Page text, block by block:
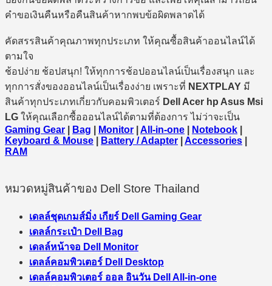
คำขอเงินคืนหรือคืนสินค้าหากพบข้อผิดพลาดได้
คัดสรรสินค้าคุณภาพทุกประเภท ให้คุณซื้อสินค้าออนไลน์ได้
ตามใจ
ช้อปง่าย ช้อปสนุก! ให้ทุกการช้อปออนไลน์เป็นเรื่องสนุก และ
ทุกการสั่งของออนไลน์เป็นเรื่องง่าย เพราะที่ NEXTPLAY มี
สินค้าทุกประเภทเกี่ยวกับคอมพิวเตอร์ Dell Acer hp Asus Msi
LG ให้คุณเลือกซื้อออนไลน์ได้ตามที่ต้องการ ไม่ว่าจะเป็น
Gaming Gear
Bag Monitor All-in-one Notebook
Keyboard & Mouse
Battery / Adapter Accessories
RAM
หมวดหมู่สินค้าของ Dell Store Thailand
เดลล์ชุดเกมส์มิ่ง เกียร์ Dell Gaming Gear
เดลล์กระเป๋า Dell Bag
เดลล์หน้าจอ Dell Monitor
เดลล์คอมพิวเตอร์ Dell Desktop
เดลล์คอมพิวเตอร์ ออล อินวัน Dell All-in-one